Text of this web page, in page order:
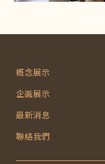
概念展示
企画展示
最新消息
聯絡我們